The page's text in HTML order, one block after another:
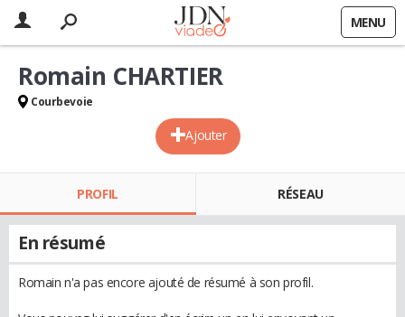
MENU
Ajouter
Romain CHARTIER
Courbevoie
PROFIL RÉSEAU
En résumé
Romain n'a pas encore ajouté de résumé à son profil.